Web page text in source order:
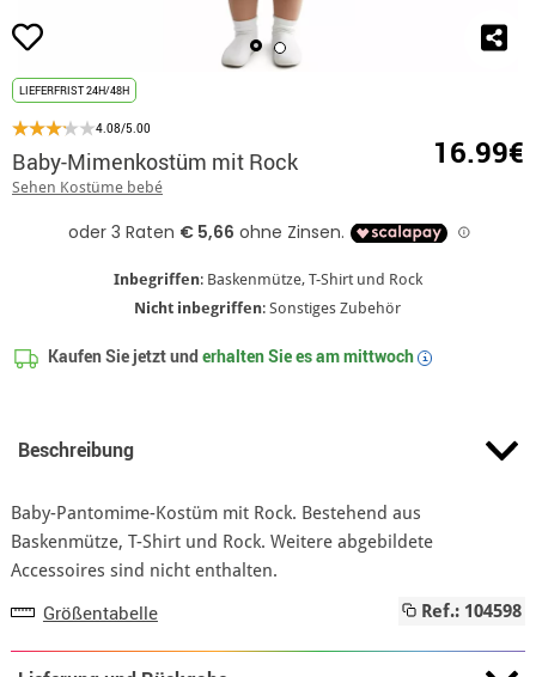
LIEFERFRIST 24H/48H
4.08/5.00
Baby-Mimenkostüm mit Rock
Sehen Kostüme bebé
16.99€
Inbegriffen: Baskenmütze, T-Shirt und Rock
Nicht inbegriffen: Sonstiges Zubehör
Kaufen Sie jetzt underhalten Sie es ammittwoch i
Beschreibung
Baby-Pantomime-Kostüm mit Rock. Bestehend aus
Baskenmütze, T-Shirt und Rock. Weitere abgebildete
Accessoires sind nicht enthalten.
Größentabelle Ref.: 104598